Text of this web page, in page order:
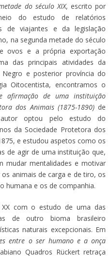
do século XIX, escrito por
do estudo de relatórios
de viajantes e da legislação
na segunda metade do século
ovos e a própria exportação
das principais atividades da
e posterior província do
Oitocentista, encontramos o
afirmação de uma instituição
dos Animais (1875-1890)de
optou pelo estudo do
da Sociedade Protetora dos
e estudou aspetos como os
de agir de uma instituição que,
mudar mentalidades e motivar
animais de carga e de tiro, os
humana e os de companhia.
com o estudo de uma das
de outro bioma brasileiro
naturais excepcionais. Em
entre o ser humano e a onça
Quadros Rückert retraça